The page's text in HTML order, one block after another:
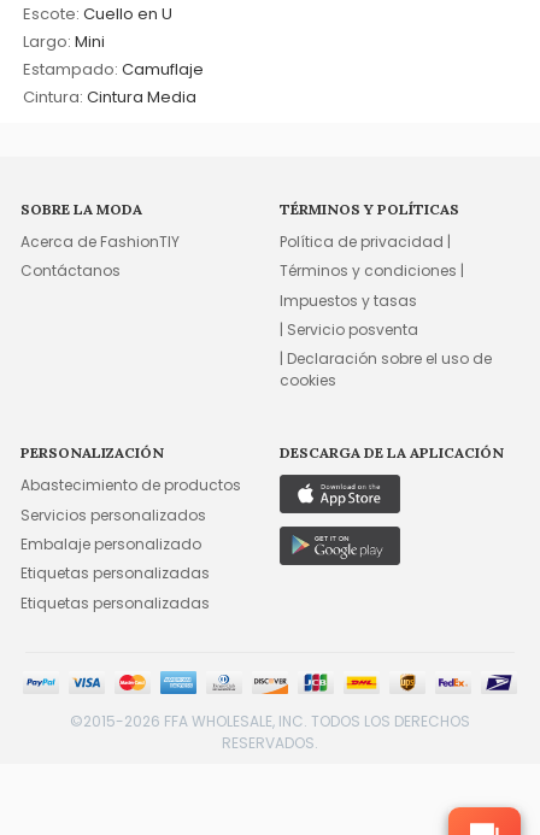
Escote: Cuello en U
Largo: Mini
Estampado: Camuflaje
Cintura: Cintura Media
SOBRE LA MODA
Acerca de FashionTIY
Contáctanos
TÉRMINOS Y POLÍTICAS
Política de privacidad |
Términos y condiciones |
Impuestos y tasas
| Servicio posventa
| Declaración sobre el uso de
cookies
PERSONALIZACIÓN
Abastecimiento de productos
Servicios personalizados
Embalaje personalizado
Etiquetas personalizadas
Etiquetas personalizadas
DESCARGA DE LA APLICACIÓN
©2015-2026 FFA WHOLESALE, INC. TODOS LOS DERECHOS
RESERVADOS.